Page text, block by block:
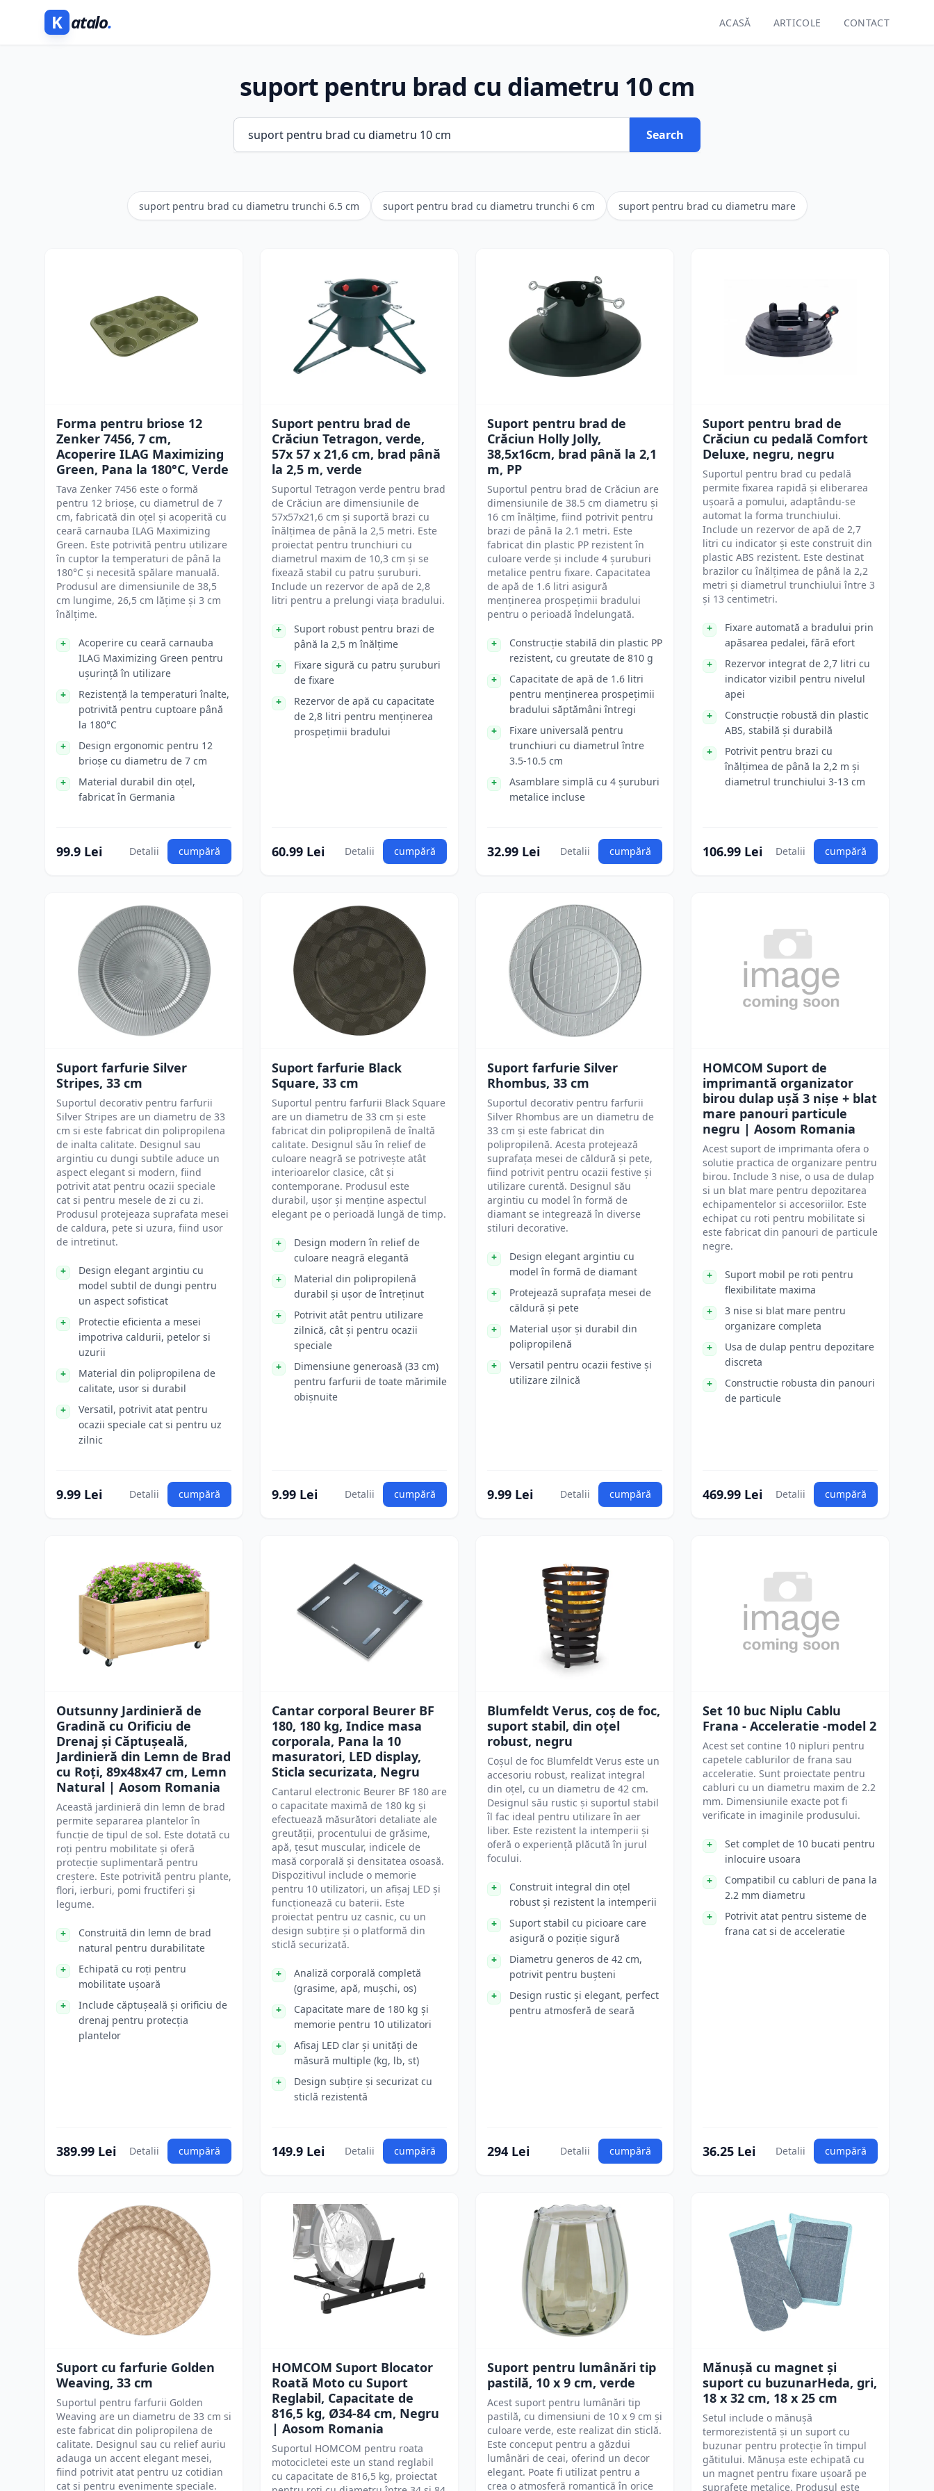
K atalo. ACASĂ ARTICOLE CONTACT
suport pentru brad cu diametru 10 cm
Search
suport pentru brad cu diametru trunchi 6.5 cm suport pentru brad cu diametru trunchi 6 cm suport pentru brad cu diametru mare
Forma pentru briose 12
Zenker 7456, 7 cm,
Acoperire ILAG Maximizing
Green, Pana la 180°C, Verde
Tava Zenker 7456 este o formă
pentru 12 brioșe, cu diametrul de 7
cm, fabricată din oțel și acoperită cu
ceară carnauba ILAG Maximizing
Green. Este potrivită pentru utilizare
în cuptor la temperaturi de până la
180°C și necesită spălare manuală.
Produsul are dimensiunile de 38,5
cm lungime, 26,5 cm lățime și 3 cm
înălțime.
Acoperire cu ceară carnauba
ILAG Maximizing Green pentru
ușurință în utilizare
Rezistență la temperaturi înalte,
potrivită pentru cuptoare până
la 180°C
Design ergonomic pentru 12
brioșe cu diametru de 7 cm
Material durabil din oțel,
fabricat în Germania
99.9 Lei Detalii cumpără
Suport pentru brad de
Crăciun Tetragon, verde,
57x 57 x 21,6 cm, brad până
la 2,5 m, verde
Suportul Tetragon verde pentru brad
de Crăciun are dimensiunile de
57x57x21,6 cm și suportă brazi cu
înălțimea de până la 2,5 metri. Este
proiectat pentru trunchiuri cu
diametrul maxim de 10,3 cm și se
fixează stabil cu patru șuruburi.
Include un rezervor de apă de 2,8
litri pentru a prelungi viața bradului.
Suport robust pentru brazi de
până la 2,5 m înălțime
Fixare sigură cu patru șuruburi
de fixare
Rezervor de apă cu capacitate
de 2,8 litri pentru menținerea
prospețimii bradului
60.99 Lei Detalii cumpără
Suport pentru brad de
Crăciun Holly Jolly,
38,5x16cm, brad până la 2,1
m, PP
Suportul pentru brad de Crăciun are
dimensiunile de 38.5 cm diametru și
16 cm înălțime, fiind potrivit pentru
brazi de până la 2.1 metri. Este
fabricat din plastic PP rezistent în
culoare verde și include 4 șuruburi
metalice pentru fixare. Capacitatea
de apă de 1.6 litri asigură
menținerea prospețimii bradului
pentru o perioadă îndelungată.
Construcție stabilă din plastic PP
rezistent, cu greutate de 810 g
Capacitate de apă de 1.6 litri
pentru menținerea prospețimii
bradului săptămâni întregi
Fixare universală pentru
trunchiuri cu diametrul între
3.5-10.5 cm
Asamblare simplă cu 4 șuruburi
metalice incluse
32.99 Lei Detalii cumpără
Suport pentru brad de
Crăciun cu pedală Comfort
Deluxe, negru, negru
Suportul pentru brad cu pedală
permite fixarea rapidă și eliberarea
ușoară a pomului, adaptându-se
automat la forma trunchiului.
Include un rezervor de apă de 2,7
litri cu indicator și este construit din
plastic ABS rezistent. Este destinat
brazilor cu înălțimea de până la 2,2
metri și diametrul trunchiului între 3
și 13 centimetri.
Fixare automată a bradului prin
apăsarea pedalei, fără efort
Rezervor integrat de 2,7 litri cu
indicator vizibil pentru nivelul
apei
Construcție robustă din plastic
ABS, stabilă și durabilă
Potrivit pentru brazi cu
înălțimea de până la 2,2 m și
diametrul trunchiului 3-13 cm
106.99 Lei Detalii cumpără
Suport farfurie Silver
Stripes, 33 cm
Suportul decorativ pentru farfurii
Silver Stripes are un diametru de 33
cm si este fabricat din polipropilena
de inalta calitate. Designul sau
argintiu cu dungi subtile aduce un
aspect elegant si modern, fiind
potrivit atat pentru ocazii speciale
cat si pentru mesele de zi cu zi.
Produsul protejeaza suprafata mesei
de caldura, pete si uzura, fiind usor
de intretinut.
Design elegant argintiu cu
model subtil de dungi pentru
un aspect sofisticat
Protectie eficienta a mesei
impotriva caldurii, petelor si
uzurii
Material din polipropilena de
calitate, usor si durabil
Versatil, potrivit atat pentru
ocazii speciale cat si pentru uz
zilnic
9.99 Lei Detalii cumpără
Suport farfurie Black
Square, 33 cm
Suportul pentru farfurii Black Square
are un diametru de 33 cm și este
fabricat din polipropilenă de înaltă
calitate. Designul său în relief de
culoare neagră se potrivește atât
interioarelor clasice, cât și
contemporane. Produsul este
durabil, ușor și menține aspectul
elegant pe o perioadă lungă de timp.
Design modern în relief de
culoare neagră elegantă
Material din polipropilenă
durabil și ușor de întreținut
Potrivit atât pentru utilizare
zilnică, cât și pentru ocazii
speciale
Dimensiune generoasă (33 cm)
pentru farfurii de toate mărimile
obișnuite
9.99 Lei Detalii cumpără
Suport farfurie Silver
Rhombus, 33 cm
Suportul decorativ pentru farfurii
Silver Rhombus are un diametru de
33 cm și este fabricat din
polipropilenă. Acesta protejează
suprafața mesei de căldură și pete,
fiind potrivit pentru ocazii festive și
utilizare curentă. Designul său
argintiu cu model în formă de
diamant se integrează în diverse
stiluri decorative.
Design elegant argintiu cu
model în formă de diamant
Protejează suprafața mesei de
căldură și pete
Material ușor și durabil din
polipropilenă
Versatil pentru ocazii festive și
utilizare zilnică
9.99 Lei Detalii cumpără
HOMCOM Suport de
imprimantă organizator
birou dulap ușă 3 nișe + blat
mare panouri particule
negru | Aosom Romania
Acest suport de imprimanta ofera o
solutie practica de organizare pentru
birou. Include 3 nise, o usa de dulap
si un blat mare pentru depozitarea
echipamentelor si accesoriilor. Este
echipat cu roti pentru mobilitate si
este fabricat din panouri de particule
negre.
Suport mobil pe roti pentru
flexibilitate maxima
3 nise si blat mare pentru
organizare completa
Usa de dulap pentru depozitare
discreta
Constructie robusta din panouri
de particule
469.99 Lei Detalii cumpără
Outsunny Jardinieră de
Gradină cu Orificiu de
Drenaj și Căptușeală,
Jardinieră din Lemn de Brad
cu Roți, 89x48x47 cm, Lemn
Natural | Aosom Romania
Această jardinieră din lemn de brad
permite separarea plantelor în
funcție de tipul de sol. Este dotată cu
roți pentru mobilitate și oferă
protecție suplimentară pentru
creștere. Este potrivită pentru plante,
flori, ierburi, pomi fructiferi și
legume.
Construită din lemn de brad
natural pentru durabilitate
Echipată cu roți pentru
mobilitate ușoară
Include căptușeală și orificiu de
drenaj pentru protecția
plantelor
389.99 Lei Detalii cumpără
Cantar corporal Beurer BF
180, 180 kg, Indice masa
corporala, Pana la 10
masuratori, LED display,
Sticla securizata, Negru
Cantarul electronic Beurer BF 180 are
o capacitate maximă de 180 kg și
efectuează măsurători detaliate ale
greutății, procentului de grăsime,
apă, țesut muscular, indicele de
masă corporală și densitatea osoasă.
Dispozitivul include o memorie
pentru 10 utilizatori, un afișaj LED și
funcționează cu baterii. Este
proiectat pentru uz casnic, cu un
design subțire și o platformă din
sticlă securizată.
Analiză corporală completă
(grasime, apă, mușchi, os)
Capacitate mare de 180 kg și
memorie pentru 10 utilizatori
Afisaj LED clar și unități de
măsură multiple (kg, lb, st)
Design subțire și securizat cu
sticlă rezistentă
149.9 Lei Detalii cumpără
Blumfeldt Verus, coș de foc,
suport stabil, din oțel
robust, negru
Coșul de foc Blumfeldt Verus este un
accesoriu robust, realizat integral
din oțel, cu un diametru de 42 cm.
Designul său rustic și suportul stabil
îl fac ideal pentru utilizare în aer
liber. Este rezistent la intemperii și
oferă o experiență plăcută în jurul
focului.
Construit integral din oțel
robust și rezistent la intemperii
Suport stabil cu picioare care
asigură o poziție sigură
Diametru generos de 42 cm,
potrivit pentru bușteni
Design rustic și elegant, perfect
pentru atmosferă de seară
294 Lei Detalii cumpără
Set 10 buc Niplu Cablu
Frana - Acceleratie -model 2
Acest set contine 10 nipluri pentru
capetele cablurilor de frana sau
acceleratie. Sunt proiectate pentru
cabluri cu un diametru maxim de 2.2
mm. Dimensiunile exacte pot fi
verificate in imaginile produsului.
Set complet de 10 bucati pentru
inlocuire usoara
Compatibil cu cabluri de pana la
2.2 mm diametru
Potrivit atat pentru sisteme de
frana cat si de acceleratie
36.25 Lei Detalii cumpără
Suport cu farfurie Golden
Weaving, 33 cm
Suportul pentru farfurii Golden
Weaving are un diametru de 33 cm si
este fabricat din polipropilena de
calitate. Designul sau cu relief auriu
adauga un accent elegant mesei,
fiind potrivit atat pentru uz cotidian
cat si pentru evenimente speciale.
HOMCOM Suport Blocator
Roată Moto cu Suport
Reglabil, Capacitate de
816,5 kg, Ø34-84 cm, Negru
| Aosom Romania
Suportul HOMCOM pentru roata
motocicletei este un stand reglabil
cu capacitate de 816,5 kg, proiectat
Suport pentru lumânări tip
pastilă, 10 x 9 cm, verde
Acest suport pentru lumânări tip
pastilă, cu dimensiuni de 10 x 9 cm și
culoare verde, este realizat din sticlă.
Este conceput pentru a găzdui
lumânări de ceai, oferind un decor
elegant. Poate fi utilizat pentru a
crea o atmosferă romantică în orice
Mănușă cu magnet și
suport cu buzunarHeda, gri,
18 x 32 cm, 18 x 25 cm
Setul include o mănușă
termorezistentă și un suport cu
buzunar pentru protecție în timpul
gătitului. Mănușa este echipată cu
un magnet pentru fixare ușoară pe
suprafețe metalice. Produsul este